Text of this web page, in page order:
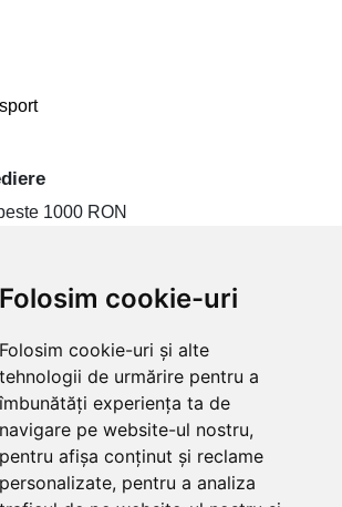
Folosim cookie-uri
Folosim cookie-uri și alte
tehnologii de urmărire pentru a
experiența ta de
navigare pe website-ul nostru,
pentru afișa conținut și reclame
personalizate, pentru a analiza
1000 RON
la 19.99 RON
• Brașov • Timișoara • Iași •
cu card bancar prin